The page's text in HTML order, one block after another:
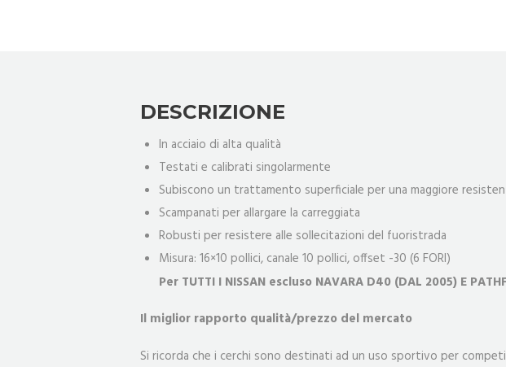
DESCRIZIONE
In acciaio di alta qualità
Testati e calibrati singolarmente
Subiscono un trattamento superficiale per una maggiore
Scampanati per allargare la carreggiata
Robusti per resistere alle sollecitazioni del fuoristrada
Misura: 16×10 pollici, canale 10 pollici, offset -30 (6 FORI)
Per TUTTI I NISSAN escluso NAVARA D40 (DAL 2005) E
Il miglior rapporto qualità/prezzo del mercato
Si ricorda che i cerchi sono destinati ad un uso sportivo per